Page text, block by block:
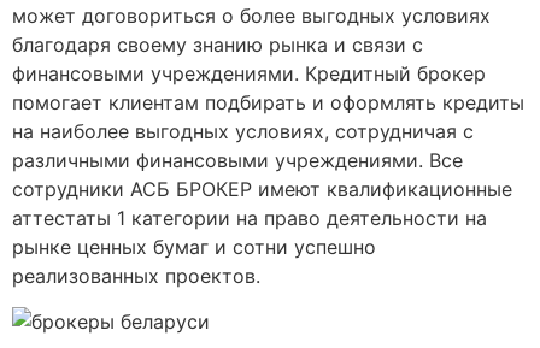
может договориться о более выгодных условиях
благодаря своему знанию рынка и связи с
финансовыми учреждениями. Кредитный брокер
помогает клиентам подбирать и оформлять кредиты
на наиболее выгодных условиях, сотрудничая с
различными финансовыми учреждениями. Все
сотрудники АСБ БРОКЕР имеют квалификационные
аттестаты 1 категории на право деятельности на
рынке ценных бумаг и сотни успешно
реализованных проектов.